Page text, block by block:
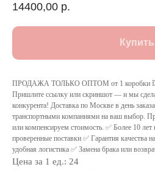
14400,00 р.
Купить
ПРОДАЖА ТОЛЬКО ОПТОМ от 1
Пришлите ссылку или скриншот — и мы
конкурента! Доставка по Москве в день
транспортными компаниями на ваш выбор.
или компенсируем стоимость. ✅ Более 10
проверенные поставки ✅ Гарантия качества
удобная логистика ✅ Замена брака или
Цена за 1 ед.: 24